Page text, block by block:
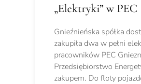
„Elektryki” w PEC
Gnieźnieńska spółka
zakupiła dwa w pełni
pracowników PEC
Przedsiębiorstwo
zakupem. Do floty